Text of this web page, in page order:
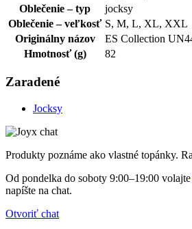
Oblečenie – typ
jocksy
Oblečenie – veľkosť S, M, L, XL, XXL
Originálny názov
ES Collection
Hmotnosť (g)
82
Zaradené
Jocksy
Produkty poznáme ako vlastné topánky.
Od pondelka do soboty 9:00–19:00 volajte
napíšte na chat.
Otvoriť chat